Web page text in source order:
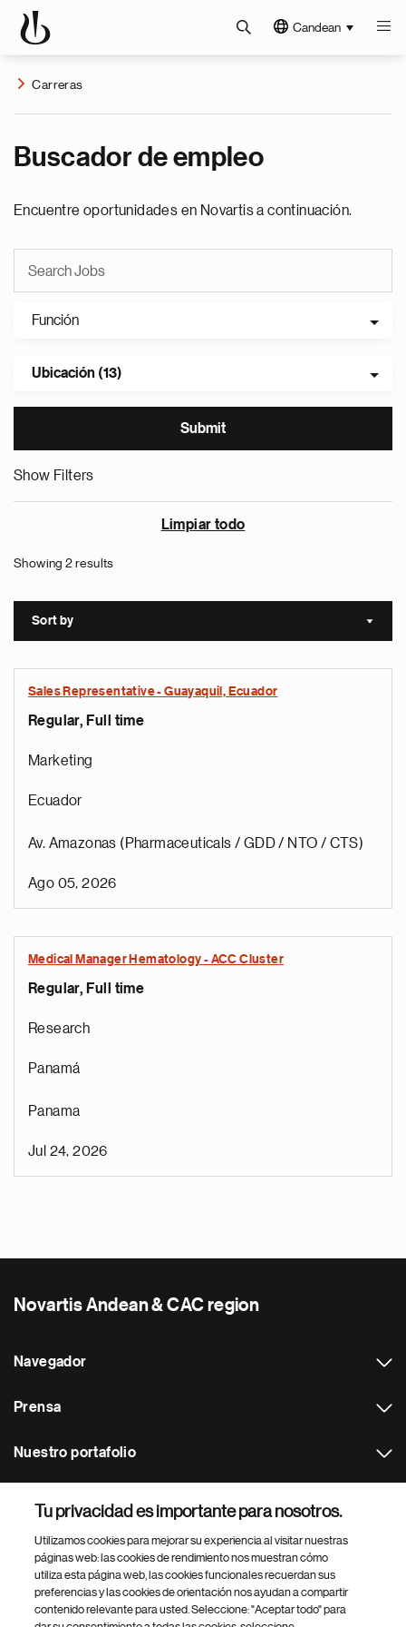
Candean
Carreras
Buscador de empleo
Encuentre oportunidades en Novartis a continuación.
Función
Ubicación (13)
Show Filters
Limpiar todo
Showing 2 results
Sort by Sort
Sales Representative - Guayaquil, Ecuador
Regular, Full time
Marketing
Ecuador
Av. Amazonas (Pharmaceuticals / GDD / NTO / CTS)
Ago 05, 2026
Medical Manager Hematology - ACC Cluster
Regular, Full time
Research
Panamá
Panama
Jul 24, 2026
Novartis Andean & CAC region
Navegador
Prensa
Nuestro portafolio
Footer Site Search
Tu privacidad es importante para nosotros.
Utilizamos cookies para mejorar su experiencia al visitar nuestras
páginas web: las cookies de rendimiento nos muestran cómo
utiliza esta página web, las cookies funcionales recuerdan sus
preferencias y las cookies de orientación nos ayudan a compartir
contenido relevante para usted. Seleccione: "Aceptar todo" para